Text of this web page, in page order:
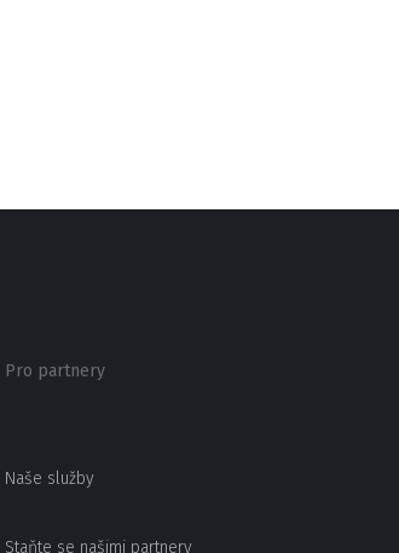
Pro partnery
Naše služby
Staňte se našimi partnery